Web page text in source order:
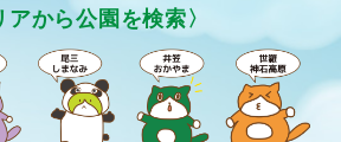
アから公園を検索〉